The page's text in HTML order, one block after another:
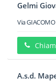
Gelmi
Via
A.s.d.